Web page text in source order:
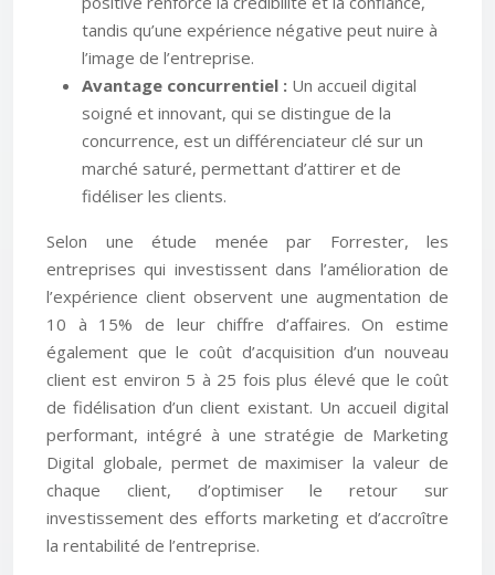
tandis qu’une expérience négative peut nuire à
l’image de l’entreprise.
Avantage concurrentiel : Un accueil digital
soigné et innovant, qui se distingue de la
concurrence, est un différenciateur clé sur un
marché saturé, permettant d’attirer et de
fidéliser les clients.
Selon une étude menée par Forrester, les
entreprises qui investissent dans l’amélioration de
l’expérience client observent une augmentation de
10 à 15% de leur chiffre d’affaires. On estime
également que le coût d’acquisition d’un nouveau
client est environ 5 à 25 fois plus élevé que le coût
de fidélisation d’un client existant. Un accueil digital
performant, intégré à une stratégie de Marketing
Digital globale, permet de maximiser la valeur de
chaque client, d’optimiser le retour sur
investissement des efforts marketing et d’accroître
la rentabilité de l’entreprise.